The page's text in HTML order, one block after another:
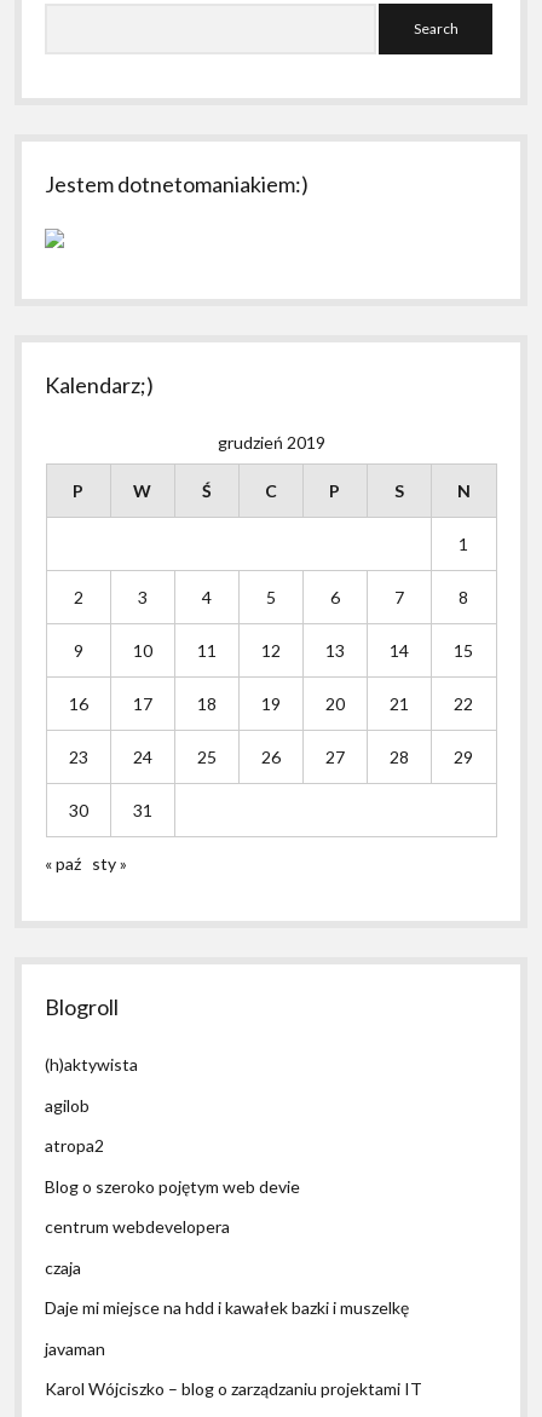
Jestem dotnetomaniakiem:)
Kalendarz;)
grudzień 2019
P W Ś C P S N
1
2 3 4 5 6 7 8
9 10 11 12 13 14 15
16 17 18 19 20 21 22
23 24 25 26 27 28 29
30 31
« paź sty »
Blogroll
(h)aktywista
agilob
atropa2
Blog o szeroko pojętym web devie
centrum webdevelopera
czaja
Daje mi miejsce na hdd i kawałek bazki i muszelkę
javaman
Karol Wójciszko – blog o zarządzaniu projektami IT